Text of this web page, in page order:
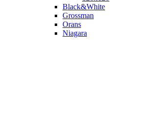
Black&White
Grossman
Orans
Niagara